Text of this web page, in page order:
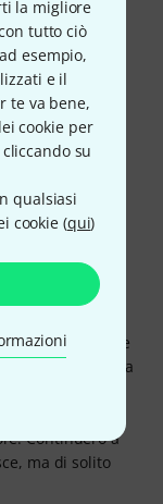
la migliore
tutto ciò
esempio,
e il
te va bene,
cookie per
su
qualsiasi
cookie (qui)
sorpreso!
e GHS
fosfato), mi è
il vero, non
fosfato sui
i miei gusti.
piacevolmente
non mi piaceva
tutti i
sui miei
Continuerò a
ma di solito